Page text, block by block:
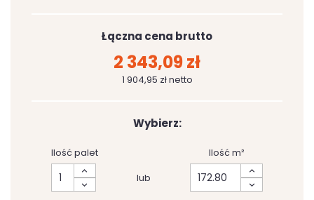
Łączna cena brutto
2 343,09 zł
1 904,95 zł netto
Wybierz:
Ilość palet
lub
Ilość m²